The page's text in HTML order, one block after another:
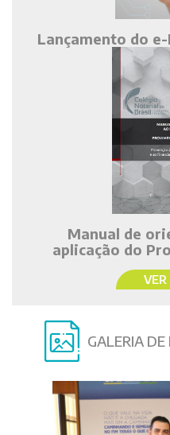
Lançamento do
Manual de
aplicação do
GALERIA DE